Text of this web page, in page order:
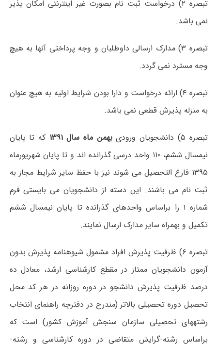
تبصره ۲) درخواست ثبت نام بصورت غیر اینترنتی امکان پذیر
نمی باشد.
تبصره ۳) مدارک ارسالی داوطلبان و وجه پرداختی آنها به هیچ
وجه مسترد نمی گردد.
تبصره ۴) ارائه درخواست و دارا بودن شرایط اولیه به هیچ عنوان
به منزله پذیرش قطعی نمی باشد.
تبصره ۵) دانشجویان ورودی بهمن ماه سال ۱۳۹۱
که تا پایان
نیمسال ششم، ۱۱۰ واحد درسی گذرانده اند و تا پایان شهریورماه
۱۳۹۵ فارغ التحصیل می شوند نیز با حفظ سایر شرایط مجاز به
ثبت نام می باشند. این دسته از دانشجویان می بایستی فرم
شماره ۱ را براساس واحدهای گذرانده تا پایان نیمسال ششم
تکمیل و بهمراه سایر مدارک ارسال نمایند.
تبصره ۶) ظرفیت پذیرش افراد مشمول شیوه­نامه پذیرش بدون
آزمون دانشجویان ممتاز در مقطع کارشناسی ارشد، معادل ده
درصد ظرفیت پذیرش دانشجو در دوره روزانه در هر کد محل
تحصیل دوره تحصیلی بالاتر (مندرج در دفترچه راهنمای انتخاب
رشته­های تحصیلی سازمان سنجش آموزش کشور) است که
براساس رشته-گرایش متقاضی در دوره کارشناسی و رشته-